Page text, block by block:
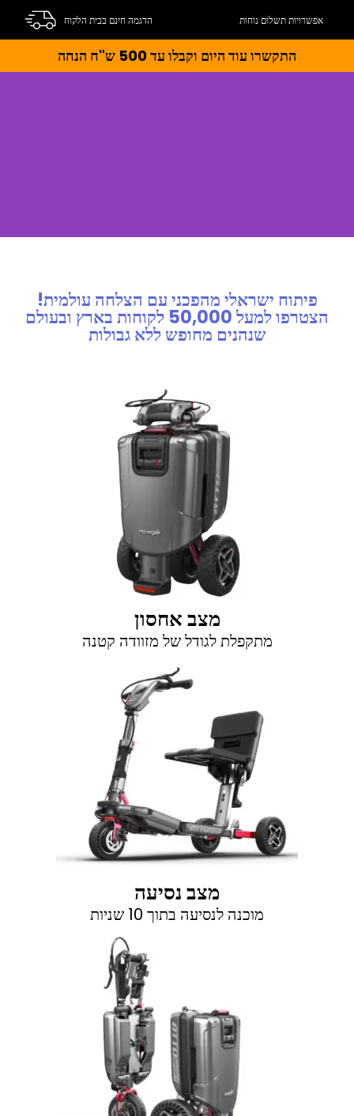
אפשרויות תשלום נוחות הדגמה חינם בבית הלקוח
התקשרו עוד היום וקבלו עד 500 ש"ח הנחה
פיתוח ישראלי מהפכני עם הצלחה עולמית!
הצטרפו למעל 50,000 לקוחות בארץ ובעולם
שנהנים מחופש ללא גבולות
מצב אחסון
מתקפלת לגודל של מזוודה קטנה
מצב נסיעה
מוכנה לנסיעה בתוך 10 שניות